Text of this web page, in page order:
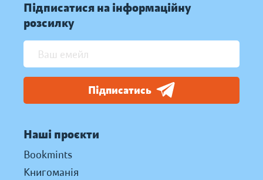
Підписатися на інформаційну
розсилку
Підписатись
Наші проєкти
Bookmints
Книгоманія